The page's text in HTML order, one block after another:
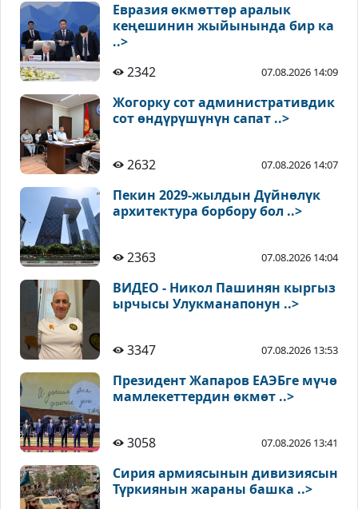
Евразия өкмөттөр аралык
кеңешинин жыйынында бир ка
..>
2342
07.08.2026 14:09
Жогорку сот административдик
сот өндүрүшүнүн сапат ..>
2632 07.08.2026 14:07
Пекин 2029-жылдын Дүйнөлүк
архитектура борбору бол ..>
2363 07.08.2026 14:04
ВИДЕО - Никол Пашинян кыргыз
ырчысы Улукманапонун ..>
3347 07.08.2026 13:53
Президент Жапаров ЕАЭБге мүчө
мамлекеттердин өкмөт ..>
3058 07.08.2026 13:41
Сирия армиясынын дивизиясын
Түркиянын жараны башка ..>